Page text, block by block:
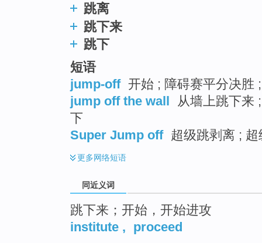
跳离
跳下来
跳下
短语
jump-off 开始 ; 障碍赛平分决胜
jump off the wall
从墙上跳下来
下
Super Jump off 超级跳剥离 ;
更多网络短语
同近义词
跳下来；开始，开始进攻
institute , proceed